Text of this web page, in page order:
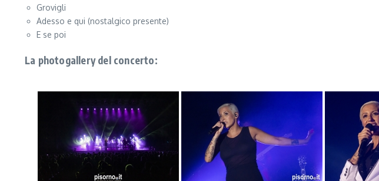
Grovigli
Adesso e qui (nostalgico presente)
E se poi
La photogallery del concerto: